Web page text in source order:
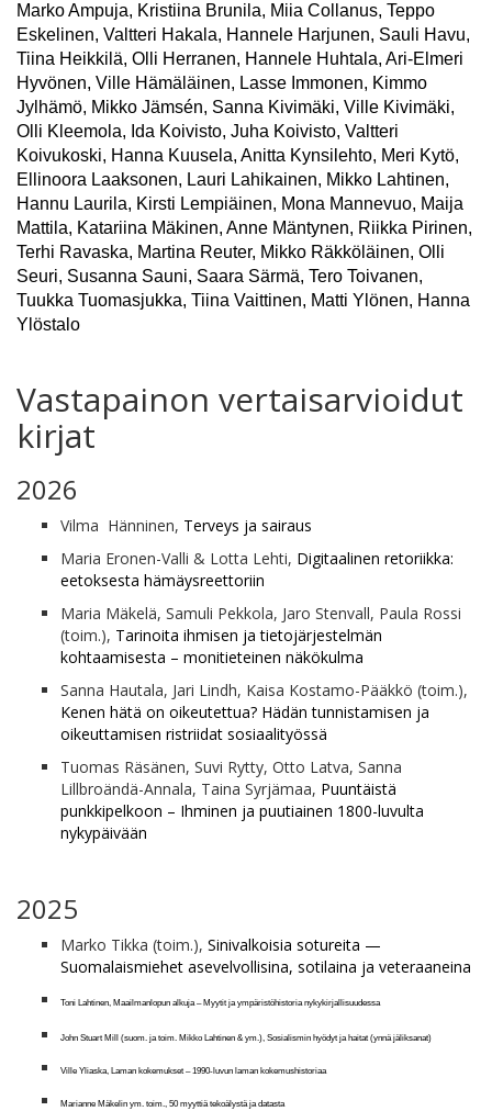
Marko Ampuja, Kristiina Brunila, Miia Collanus, Teppo
Eskelinen, Valtteri Hakala, Hannele Harjunen, Sauli Havu,
Tiina Heikkilä, Olli Herranen, Hannele Huhtala, Ari-Elmeri
Hyvönen, Ville Hämäläinen, Lasse Immonen, Kimmo
Jylhämö, Mikko Jämsén, Sanna Kivimäki, Ville Kivimäki,
Olli Kleemola, Ida Koivisto, Juha Koivisto, Valtteri
Koivukoski, Hanna Kuusela, Anitta Kynsilehto, Meri Kytö,
Ellinoora Laaksonen, Lauri Lahikainen, Mikko Lahtinen,
Hannu Laurila, Kirsti Lempiäinen, Mona Mannevuo, Maija
Mattila, Katariina Mäkinen, Anne Mäntynen, Riikka Pirinen,
Terhi Ravaska, Martina Reuter, Mikko Räkköläinen, Olli
Seuri, Susanna Sauni, Saara Särmä, Tero Toivanen,
Tuukka Tuomasjukka, Tiina Vaittinen, Matti Ylönen, Hanna
Ylöstalo
Vastapainon vertaisarvioidut
kirjat
2026
Vilma Hänninen, Terveys ja sairaus
Maria Eronen-Valli & Lotta Lehti, Digitaalinen retoriikka:
eetoksesta hämäysreettoriin
Maria Mäkelä, Samuli Pekkola, Jaro Stenvall, Paula Rossi
(toim.), Tarinoita ihmisen ja tietojärjestelmän
kohtaamisesta – monitieteinen näkökulma
Sanna Hautala, Jari Lindh, Kaisa Kostamo-Pääkkö (toim.),
Kenen hätä on oikeutettua? Hädän tunnistamisen ja
oikeuttamisen ristriidat sosiaalityössä
Tuomas Räsänen, Suvi Rytty, Otto Latva, Sanna
Lillbroändä-Annala, Taina Syrjämaa, Puuntäistä
punkkipelkoon – Ihminen ja puutiainen 1800-luvulta
nykypäivään
2025
Marko Tikka (toim.), Sinivalkoisia sotureita —
Suomalaismiehet asevelvollisina, sotilaina ja veteraaneina
Toni Lahtinen, Maailmanlopun alkuja – Myytit ja ympäristöhistoria nykykirjallisuudessa
John Stuart Mill (suom. ja toim. Mikko Lahtinen & ym.), Sosialismin hyödyt ja haitat (ynnä jäliksanat)
Ville Yliaska, Laman kokemukset – 1990-luvun laman kokemushistoriaa
Marianne Mäkelin ym. toim., 50 myyttiä tekoälystä ja datasta